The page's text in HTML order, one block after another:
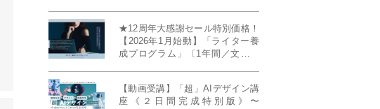
★12周年大感謝セール特別価格！
【2026年1月始動】「ライター養
成プログラム」〔1年間／文章講
ー”へ、全国どこからでも。〜《全
店舗リアルタイム参加OK／録画
【動画受講】「超」AIデザイン講
座《２日間完成特別版》〜